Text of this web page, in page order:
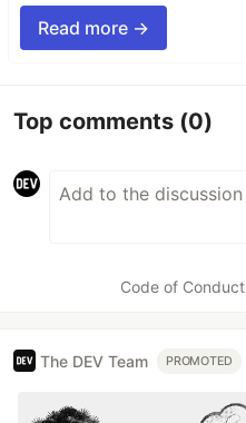
Read more →
Top comments (0)
Code of Conduct
The DEV Team PROMOTED